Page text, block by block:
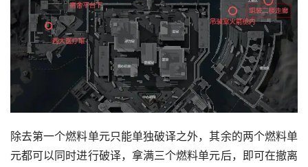
除去第一个燃料单元只能单独破译之外，其余的两个燃料单
元都可以同时进行破译，拿满三个燃料单元后，即可在撤离